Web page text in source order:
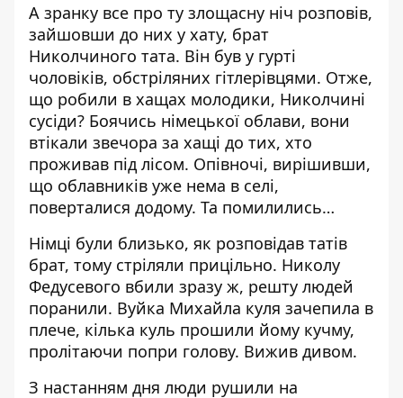
А зранку все про ту злощасну ніч розповів,
зайшовши до них у хату, брат
Николчиного тата. Він був у гурті
чоловіків, обстріляних гітлерівцями. Отже,
що робили в хащах молодики, Николчині
сусіди? Боячись німецької облави, вони
втікали звечора за хащі до тих, хто
проживав під лісом. Опівночі, вирішивши,
що облавників уже нема в селі,
поверталися додому. Та помилились…
Німці були близько, як розповідав татів
брат, тому стріляли прицільно. Николу
Федусевого вбили зразу ж, решту людей
поранили. Вуйка Михайла куля зачепила в
плече, кілька куль прошили йому кучму,
пролітаючи попри голову. Вижив дивом.
З настанням дня люди рушили на